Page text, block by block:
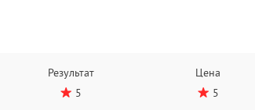
Результат
5
Цена
5